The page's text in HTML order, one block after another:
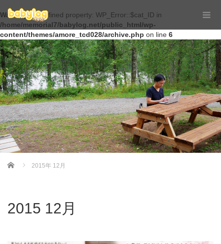
Warning: Undefined property: WP_Error::$cat_ID in
/home/memorial7/babylog.net/public_html/wp-
content/themes/amore_tcd028/archive.php on line 6
Home 2015年 12月
2015 12月